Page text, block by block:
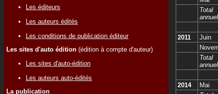
Les éditeurs
Les auteurs édités
Les conditions de publication éditeur
Les sites d'auto édition (édition à compte d'auteur)
Les sites d'auto-édition
Les auteurs auto-édités
La publication
Total
annuel
2011
Juin
Total
annuel
2014
Mai